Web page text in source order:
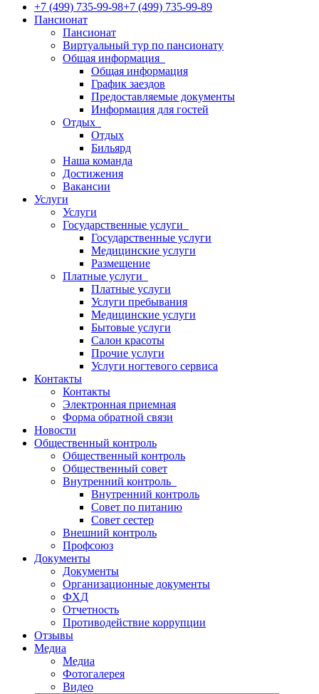
+7 (499) 735-99-98+7 (499) 735-99-89
Пансионат
Пансионат
Виртуальный тур по пансионату
Общая информация
Общая информация
График заездов
Предоставляемые документы
Информация для гостей
Отдых
Отдых
Бильярд
Наша команда
Достижения
Вакансии
Услуги
Услуги
Государственные услуги
Государственные услуги
Медицинские услуги
Размещение
Платные услуги
Платные услуги
Услуги пребывания
Медицинские услуги
Бытовые услуги
Салон красоты
Прочие услуги
Услуги ногтевого сервиса
Контакты
Контакты
Электронная приемная
Форма обратной связи
Новости
Общественный контроль
Общественный контроль
Общественный совет
Внутренний контроль
Внутренний контроль
Совет по питанию
Совет сестер
Внешний контроль
Профсоюз
Документы
Документы
Организационные документы
ФХД
Отчетность
Противодействие коррупции
Отзывы
Медиа
Медиа
Фотогалерея
Видео